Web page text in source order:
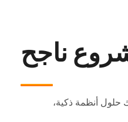
ناجح
حلول أنظمة ذكية،